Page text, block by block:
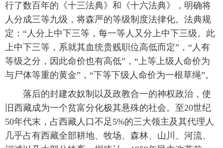
行了数百年的《十三法典》和《十六法典》，明确将
人分成三等九级，将森严的等级制度法律化。法典规
定：“人分上中下三等，每一等人又分上中下三级。此
上中下三等，系就其血统贵贱职位高低而定”，“人有
等级之分，因此命价也有高低”，“上等上级人命价为
与尸体等重的黄金”，“下等下级人命价为一根草绳”。
落后的封建农奴制以及政教合一的神权政治，使
旧西藏成为一个贫富分化极其悬殊的社会。至20世纪
50年代末，占西藏人口不足5%的三大领主及其代理人
几乎占有西藏全部耕地、牧场、森林、山川、河流、